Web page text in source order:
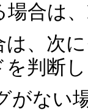
場合は
は、次
を判断
がない